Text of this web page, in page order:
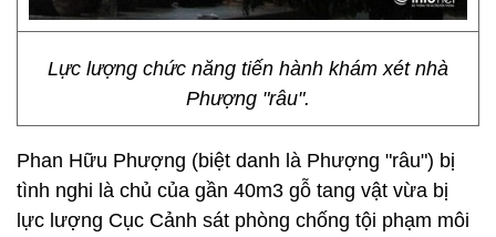
Lực lượng chức năng tiến hành khám xét nhà
Phượng "râu".
Phan Hữu Phượng (biệt danh là Phượng "râu") bị
tình nghi là chủ của gần 40m3 gỗ tang vật vừa bị
lực lượng Cục Cảnh sát phòng chống tội phạm môi